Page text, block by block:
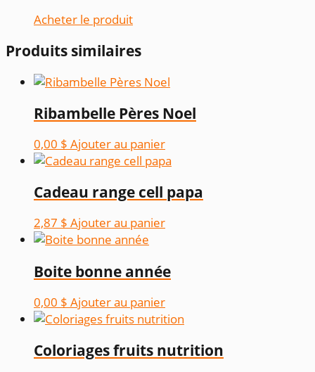
Acheter le produit
Produits similaires
Ribambelle Pères Noel
0,00 $ Ajouter au panier
Cadeau range cell papa
2,87 $ Ajouter au panier
Boite bonne année
0,00 $ Ajouter au panier
Coloriages fruits nutrition